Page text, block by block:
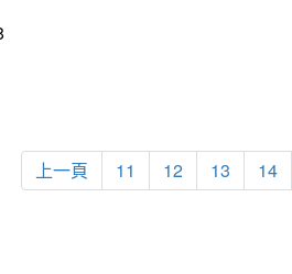
上一頁 11 12 13 14